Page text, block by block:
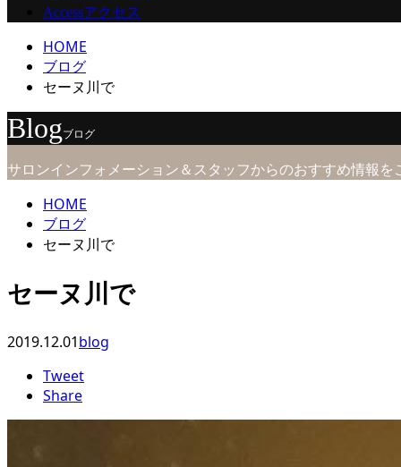
Accessアクセス
HOME
ブログ
セーヌ川で
Blogブログ
サロンインフォメーション＆スタッフからのおすすめ情報を
HOME
ブログ
セーヌ川で
セーヌ川で
2019.12.01blog
Tweet
Share